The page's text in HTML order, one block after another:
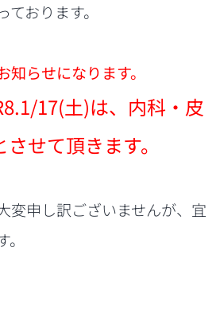
おります。
らせになります。
17(土)は、内科・皮
せて頂きます。
変申し訳ございませんが、宜